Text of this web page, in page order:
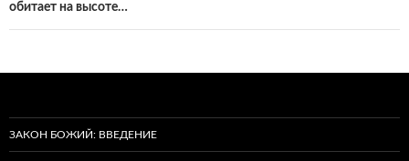
обитает на высоте…
ЗАКОН БОЖИЙ: ВВЕДЕНИЕ